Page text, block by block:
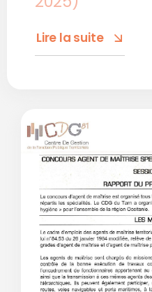
Lire la suite